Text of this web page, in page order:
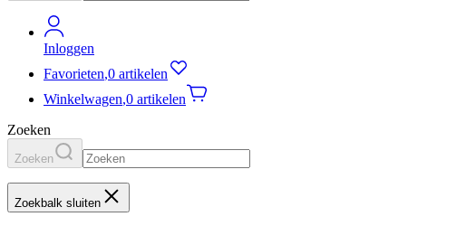
Inloggen
Favorieten,0 artikelen
Winkelwagen,0 artikelen
Zoeken
Zoeken
Zoekbalk sluiten